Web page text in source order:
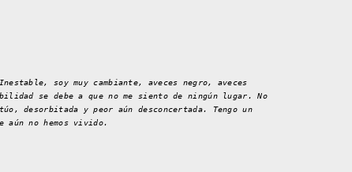
soy muy cambiante, aveces negro, aveces
se debe a que no me siento de ningún lugar. No
desorbitada y peor aún desconcertada. Tengo un
aún no hemos vivido.